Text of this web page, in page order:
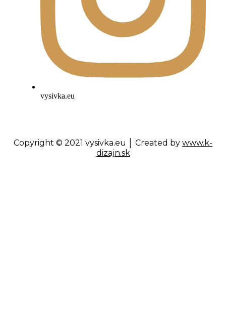
vysivka.eu
Copyright © 2021 vysivka.eu │ Created by www.k-
dizajn.sk